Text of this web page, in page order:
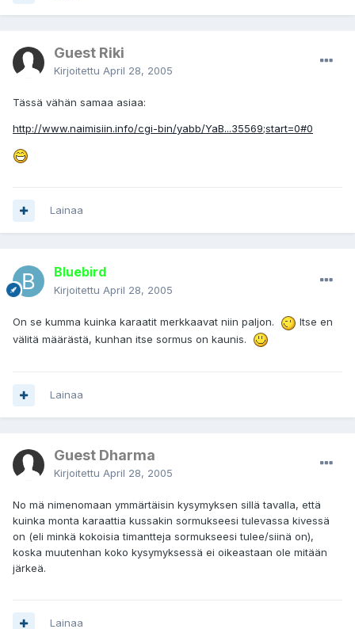
Guest Riki
Kirjoitettu April 28, 2005
Tässä vähän samaa asiaa:
http://www.naimisiin.info/cgi-bin/yabb/YaB...35569;start=0#0
Lainaa
Bluebird
Kirjoitettu April 28, 2005
On se kumma kuinka karaatit merkkaavat niin paljon.
Itse en
välitä määrästä, kunhan itse sormus on kaunis.
Lainaa
Guest Dharma
Kirjoitettu April 28, 2005
No mä nimenomaan ymmärtäisin kysymyksen sillä tavalla, että
kuinka monta karaattia kussakin sormukseesi tulevassa kivessä
on (eli minkä kokoisia timantteja sormukseesi tulee/siinä on),
koska muutenhan koko kysymyksessä ei oikeastaan ole mitään
järkeä.
Lainaa